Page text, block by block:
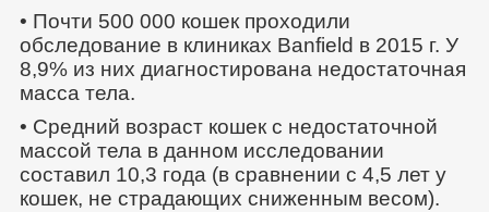
• Почти 500 000 кошек проходили
обследование в клиниках Banfield в 2015 г. У
8,9% из них диагностирована недостаточная
масса тела.
• Средний возраст кошек с недостаточной
массой тела в данном исследовании
составил 10,3 года (в сравнении с 4,5 лет у
кошек, не страдающих сниженным весом).